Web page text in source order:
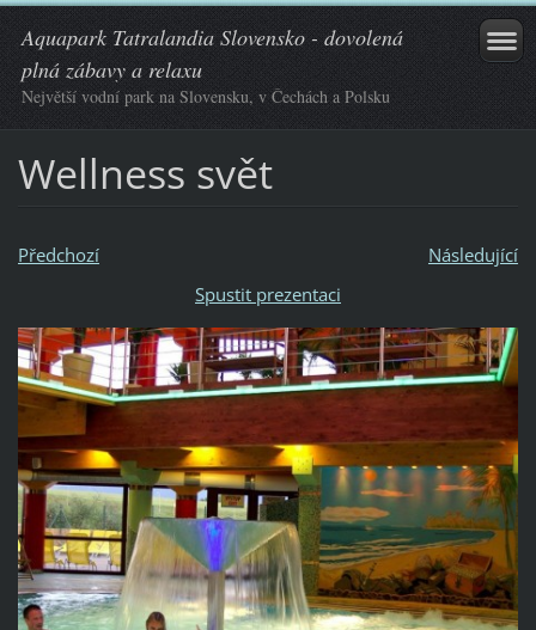
Aquapark Tatralandia Slovensko - dovolená
plná zábavy a relaxu
Největší vodní park na Slovensku, v Čechách a Polsku
Wellness svět
Předchozí
Následující
Spustit prezentaci